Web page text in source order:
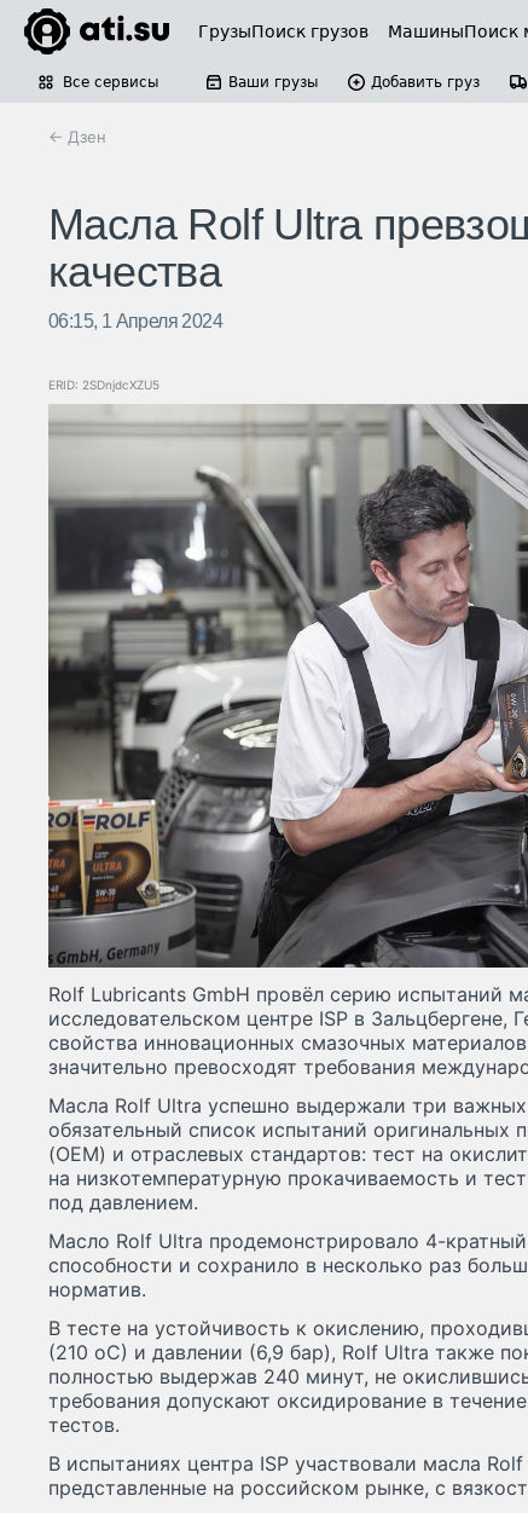
ГрузыПоиск грузов МашиныПоиск
Все сервисы Ваши грузы Добавить груз
← Дзен
Масла Rolf Ultra
качества
06:15, 1 Апреля 2024
ERID: 2SDnjdcXZU5
Rolf Lubricants GmbH провёл серию испытаний
исследовательском центре ISP в Зальцбергене,
свойства инновационных смазочных
значительно превосходят требования
Масла Rolf Ultra успешно выдержали три важных
обязательный список испытаний оригинальных
(OEM) и отраслевых стандартов: тест на
на низкотемпературную прокачиваемость и
под давлением.
Масло Rolf Ultra продемонстрировало 4-
способности и сохранило в несколько раз
норматив.
В тесте на устойчивость к окислению,
(210 оС) и давлении (6,9 бар), Rolf Ultra также
полностью выдержав 240 минут, не
требования допускают оксидирование в
тестов.
В испытаниях центра ISP участвовали масла
представленные на российском рынке, с